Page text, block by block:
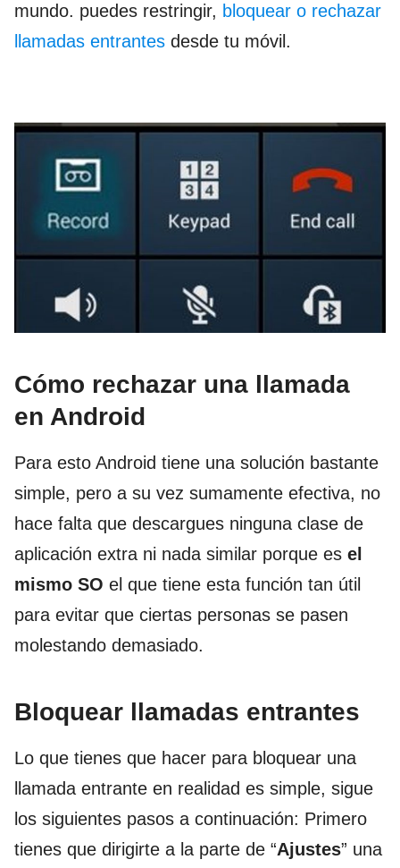
mundo. puedes restringir, bloquear o rechazar
llamadas entrantes desde tu móvil.
Cómo rechazar una llamada
en Android
Para esto Android tiene una solución bastante
simple, pero a su vez sumamente efectiva, no
hace falta que descargues ninguna clase de
aplicación extra ni nada similar porque es el
mismo SO el que tiene esta función tan útil
para evitar que ciertas personas se pasen
molestando demasiado.
Bloquear llamadas entrantes
Lo que tienes que hacer para bloquear una
llamada entrante en realidad es simple, sigue
los siguientes pasos a continuación: Primero
tienes que dirigirte a la parte de “Ajustes” una